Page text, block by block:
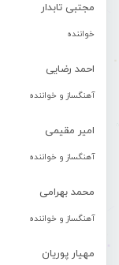
مجتبی تابدار
خواننده
احمد رضایی
آهنگساز و خواننده
امیر مقیمی
آهنگساز و خواننده
محمد بهرامی
آهنگساز و خواننده
مهیار پوریان